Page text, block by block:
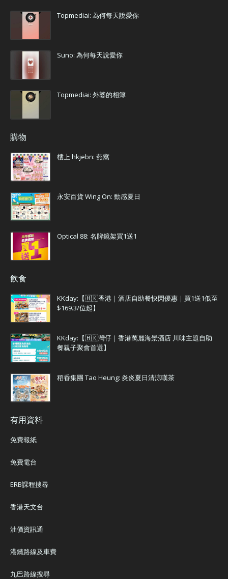
Topmediai: 為何每天說愛你
Suno: 為何每天說愛你
Topmediai: 外婆的相簿
購物
樓上 hkjebn: 燕窩
永安百貨 Wing On: 動感夏日
Optical 88: 名牌鏡架買1送1
飲食
KKday:【🇭🇰香港｜酒店自助餐快閃優惠｜買1送1低至
$169.3/位起】
KKday:【🇭🇰灣仔｜香港萬麗海景酒店 川味主題自助
餐親子聚會首選】
稻香集團 Tao Heung: 炎炎夏日清涼嘆茶
有用資料
免費報紙
免費電台
ERB課程搜尋
香港天文台
油價資訊通
港鐵路線及車費
九巴路線搜尋